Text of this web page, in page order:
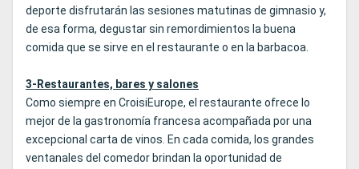
deporte disfrutarán las sesiones matutinas de gimnasio y,
de esa forma, degustar sin remordimientos la buena
comida que se sirve en el restaurante o en la barbacoa.
3-Restaurantes, bares y salones
Como siempre en CroisiEurope, el restaurante ofrece lo
mejor de la gastronomía francesa acompañada por una
excepcional carta de vinos. En cada comida, los grandes
ventanales del comedor brindan la oportunidad de